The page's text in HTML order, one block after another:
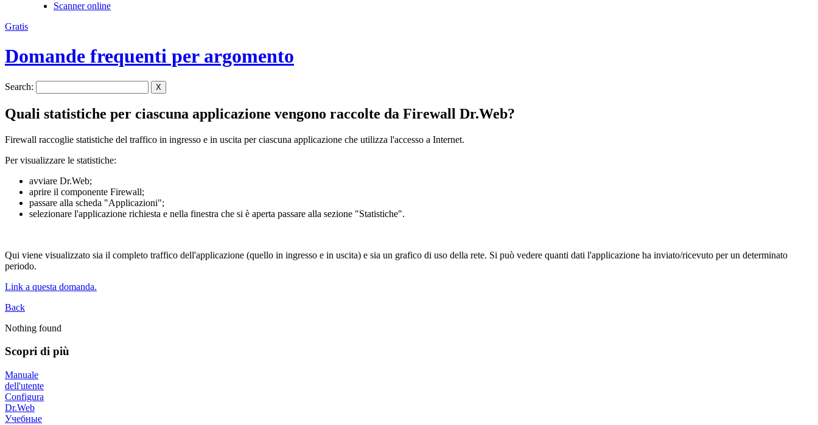
Scanner online
Gratis
Domande frequenti per argomento
Search: X
Quali statistiche per ciascuna applicazione vengono raccolte da Firewall Dr.Web?
Firewall raccoglie statistiche del traffico in ingresso e in uscita per ciascuna applicazione che utilizza l'accesso a Internet.
Per visualizzare le statistiche:
avviare Dr.Web;
aprire il componente Firewall;
passare alla scheda "Applicazioni";
selezionare l'applicazione richiesta e nella finestra che si è aperta passare alla sezione "Statistiche".
Qui viene visualizzato sia il completo traffico dell'applicazione (quello in ingresso e in uscita) e sia un grafico di uso della rete. Si può vedere quanti dati l'applicazione ha inviato/ricevuto per un determinato
periodo.
Link a questa domanda.
Back
Nothing found
Scopri di più
Manuale
dell'utente
Configura
Dr.Web
Учебные